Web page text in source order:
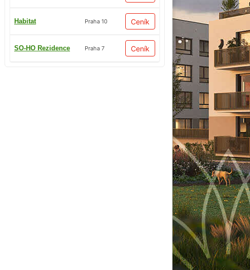
Habitat Praha 10 Ceník
SO-HO Rezidence Praha 7 Ceník